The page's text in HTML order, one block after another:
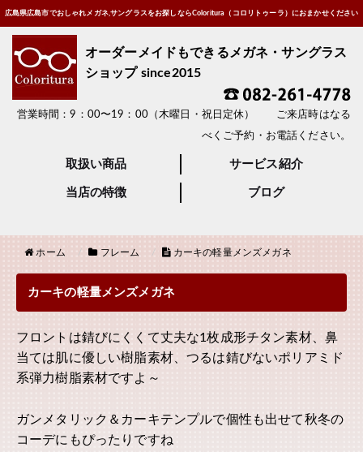
広島県広島市でおしゃれメガネ,サングラスをお探しならColoritura（コロリトゥーラ）におまかせください
オーダーメイドもできるメガネ・サングラス
ショップ since2015
営業時間：9：00〜19：00（木曜日・祝日定休） ご来店時はなる
べくご予約・お電話ください。
取扱い商品 サービス紹介
当店の特徴 ブログ
ホーム フレーム カーキの軽量メンズメガネ
カーキの軽量メンズメガネ
フロントは錆びにくくて丈夫な1枚成形チタン素材、鼻
当ては肌に優しい樹脂素材、つるは錆びないポリアミド
系弾力樹脂素材ですよ～
ガンメタリック＆カーキテンプルで個性も出せて秋冬の
コーデにもぴったりですね